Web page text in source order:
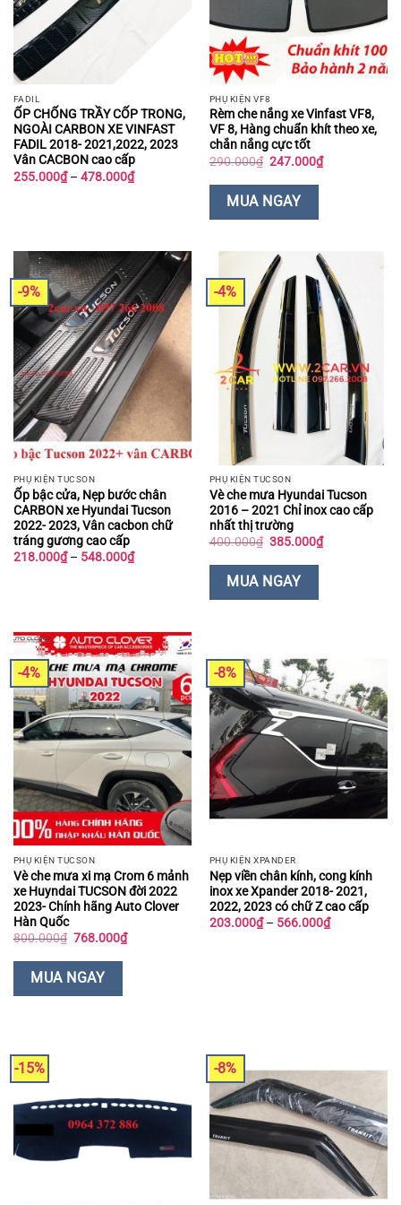
FADIL
ỐP CHỐNG TRẦY CỐP TRONG,
NGOÀI CARBON XE VINFAST
FADIL 2018- 2021,2022, 2023
Vân CACBON cao cấp
255.000₫ – 478.000₫Khoảng
giá:
PHỤ KIỆN VF8
Rèm che nắng xe Vinfast VF8,
VF 8, Hàng chuẩn khít theo xe,
chắn nắng cực tốt
290.000₫ Giá
là:
290.000₫.
247.000₫Giá
hiện
MUA NGAY
-9%
PHỤ KIỆN TUCSON
Ốp bậc cửa, Nẹp bước chân
CARBON xe Hyundai Tucson
2022- 2023, Vân cacbon chữ
tráng gương cao cấp
218.000₫ – 548.000₫Khoảng
giá:
-4%
PHỤ KIỆN TUCSON
Vè che mưa Hyundai Tucson
2016 – 2021 Chỉ inox cao cấp
nhất thị trường
400.000₫ Giá
là:
400.000₫.
385.000₫Giá
hiện
MUA NGAY
-4%
PHỤ KIỆN TUCSON
Vè che mưa xi mạ Crom 6 mảnh
xe Huyndai TUCSON đời 2022
2023- Chính hãng Auto Clover
Hàn Quốc
800.000₫ Giá
là:
800.000₫.
768.000₫Giá
hiện
MUA NGAY
-8%
PHỤ KIỆN XPANDER
Nẹp viền chân kính, cong kính
inox xe Xpander 2018- 2021,
2022, 2023 có chữ Z cao cấp
203.000₫ – 566.000₫Khoảng
giá:
-15% -8%